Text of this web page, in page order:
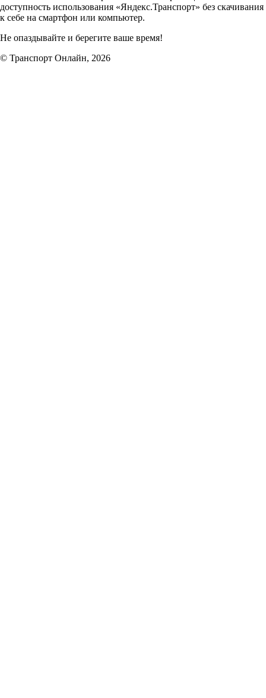
доступность использования «Яндекс.Транспорт» без скачивания
к себе на смартфон или компьютер.
Не опаздывайте и берегите ваше время!
© Транспорт Онлайн, 2026